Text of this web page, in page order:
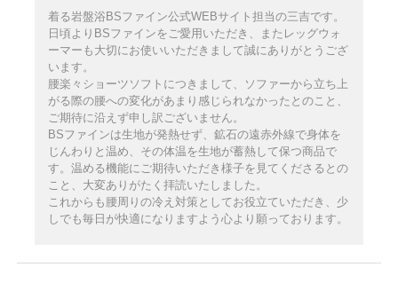
着る岩盤浴BSファイン公式WEBサイト担当の三吉です。
日頃よりBSファインをご愛用いただき、またレッグウォ
ーマーも大切にお使いいただきまして誠にありがとうござ
います。
腰楽々ショーツソフトにつきまして、ソファーから立ち上
がる際の腰への変化があまり感じられなかったとのこと、
ご期待に沿えず申し訳ございません。
BSファインは生地が発熱せず、鉱石の遠赤外線で身体を
じんわりと温め、その体温を生地が蓄熱して保つ商品で
す。温める機能にご期待いただき様子を見てくださるとの
こと、大変ありがたく拝読いたしました。
これからも腰周りの冷え対策としてお役立ていただき、少
しでも毎日が快適になりますよう心より願っております。